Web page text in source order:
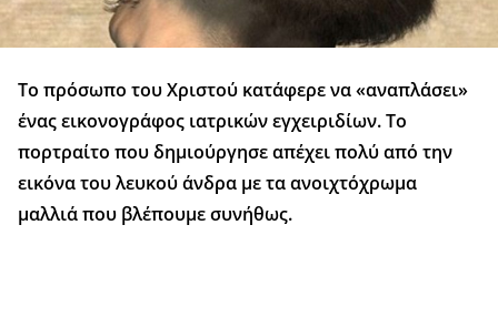
Το πρόσωπο του Χριστού κατάφερε να «αναπλάσει»
ένας εικονογράφος ιατρικών εγχειριδίων. Το
πορτραίτο που δημιούργησε απέχει πολύ από την
εικόνα του λευκού άνδρα με τα ανοιχτόχρωμα
μαλλιά που βλέπουμε συνήθως.